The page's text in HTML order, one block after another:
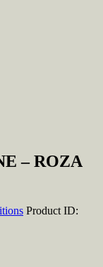
– ROZA
Product ID: